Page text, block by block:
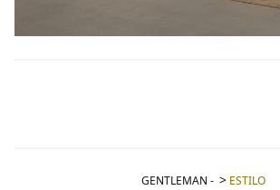
GENTLEMAN - ESTILO